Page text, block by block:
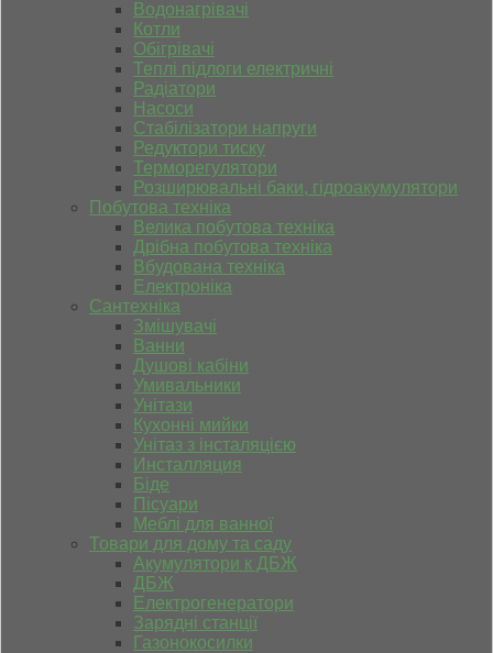
Водонагрівачі
Котли
Обігрівачі
Теплі підлоги електричні
Радіатори
Насоси
Стабілізатори напруги
Редуктори тиску
Терморегулятори
Розширювальні баки, гідроакумулятори
Побутова техніка
Велика побутова техніка
Дрібна побутова техніка
Вбудована техніка
Електроніка
Сантехніка
Змішувачі
Ванни
Душові кабіни
Умивальники
Унітази
Кухонні мийки
Унітаз з інсталяцією
Инсталляция
Біде
Пісуари
Меблі для ванної
Товари для дому та саду
Акумулятори к ДБЖ
ДБЖ
Електрогенератори
Зарядні станції
Газонокосилки